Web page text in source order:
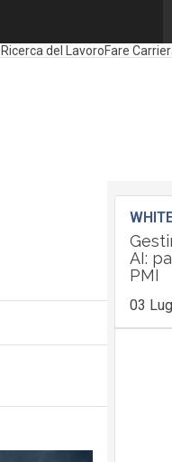
Ricerca del LavoroFare
AI:
PMI
03